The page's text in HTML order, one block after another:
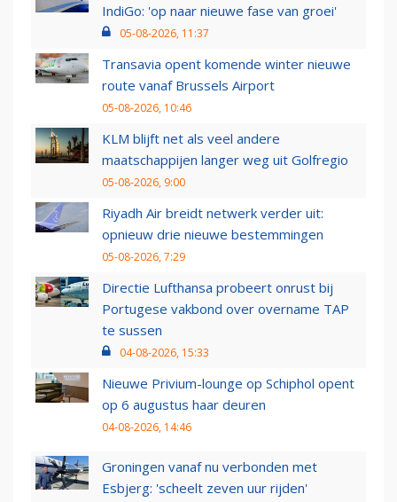
IndiGo: 'op naar nieuwe fase van groei'
05-08-2026, 11:37
Transavia opent komende winter nieuwe
route vanaf Brussels Airport
05-08-2026, 10:46
KLM blijft net als veel andere
maatschappijen langer weg uit Golfregio
05-08-2026, 9:00
Riyadh Air breidt netwerk verder uit:
opnieuw drie nieuwe bestemmingen
05-08-2026, 7:29
Directie Lufthansa probeert onrust bij
Portugese vakbond over overname TAP
te sussen
04-08-2026, 15:33
Nieuwe Privium-lounge op Schiphol opent
op 6 augustus haar deuren
04-08-2026, 14:46
Groningen vanaf nu verbonden met
Esbjerg: 'scheelt zeven uur rijden'